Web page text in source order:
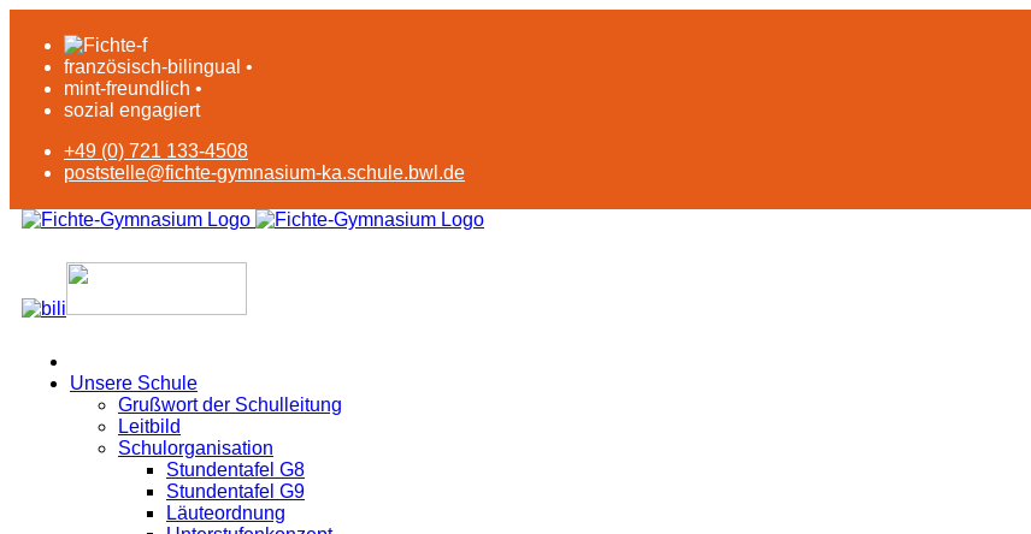
französisch-bilingual •
mint-freundlich •
sozial engagiert
+49 (0) 721 133-4508
poststelle@fichte-gymnasium-ka.schule.bwl.de
Unsere Schule
Grußwort der Schulleitung
Leitbild
Schulorganisation
Stundentafel G8
Stundentafel G9
Läuteordnung